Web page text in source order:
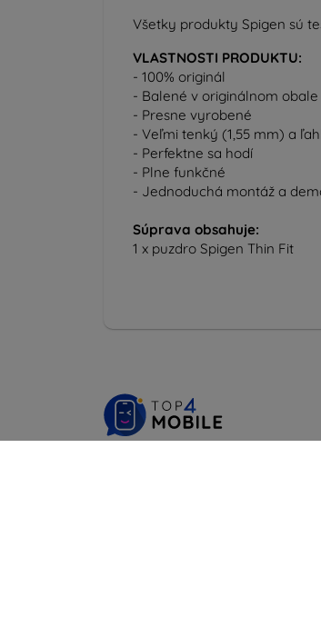
Všetky produkty Spigen sú
VLASTNOSTI PRODUKTU:
- 100% originál
- Balené v originálnom obale
- Presne vyrobené
- Veľmi tenký (1,55 mm) a
- Perfektne sa hodí
- Plne funkčné
- Jednoduchá montáž a
Súprava obsahuje:
1 x puzdro Spigen Thin Fit